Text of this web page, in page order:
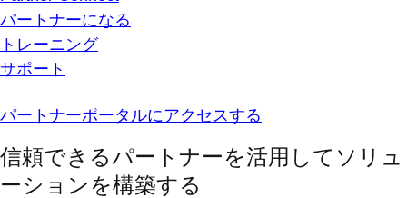
パートナーになる
トレーニング
サポート
パートナーポータルにアクセスする
信頼できるパートナーを活用してソリュ
ーションを構築する